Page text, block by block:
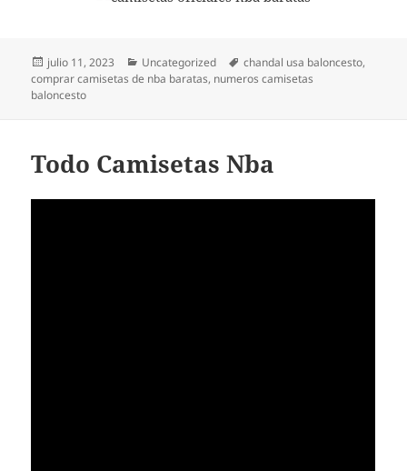
Publicado
el
julio 11, 2023 Categorías
Uncategorized Etiquetas
chandal usa baloncesto,
comprar camisetas de nba baratas, numeros camisetas
baloncesto
Todo Camisetas Nba